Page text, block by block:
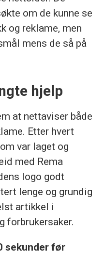
om de kunne se
og reklame, men
mens de så på
hjelp
at nettaviser både
Etter hvert
var laget og
med Rema
logo godt
lenge og grundig
artikkel i
forbrukersaker.
sekunder før